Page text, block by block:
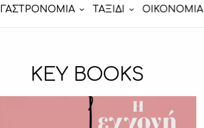
ΓΑΣΤΡΟΝΟΜΙΑ ΤΑΞΙΔΙ ΟΙΚΟΝΟΜΙΑ
KEY BOOKS